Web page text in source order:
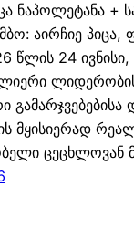
ნაპოლეტანა +
აირჩიე პიცა,
წლის 24
მყისიერად
ცეცხლოვან